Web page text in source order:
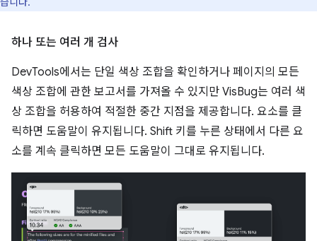
하나 또는 여러 개 검사
DevTools에서는 단일 색상 조합을 확인하거나 페이지의 모든
색상 조합에 관한 보고서를 가져올 수 있지만 VisBug는 여러 색
상 조합을 허용하여 적절한 중간 지점을 제공합니다. 요소를 클
릭하면 도움말이 유지됩니다. Shift 키를 누른 상태에서 다른 요
소를 계속 클릭하면 모든 도움말이 그대로 유지됩니다.